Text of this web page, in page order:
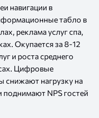
навигации в
табло в
реклама услуг спа,
Окупается за 8-12
и роста среднего
Цифровые
снижают нагрузку на
поднимают NPS гостей